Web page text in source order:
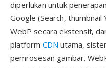
diperlukan untuk
Google (Search, thumbnail
WebP secara ekstensif,
platform CDN utama,
pemrosesan gambar.